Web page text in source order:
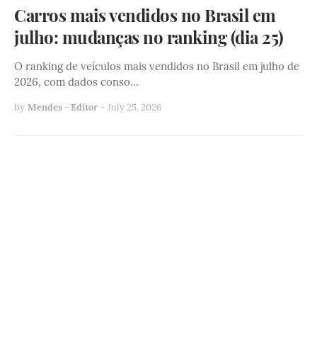
Carros mais vendidos no Brasil em
julho: mudanças no ranking (dia 25)
O ranking de veículos mais vendidos no Brasil em julho de
2026, com dados conso…
by Mendes - Editor - July 25, 2026